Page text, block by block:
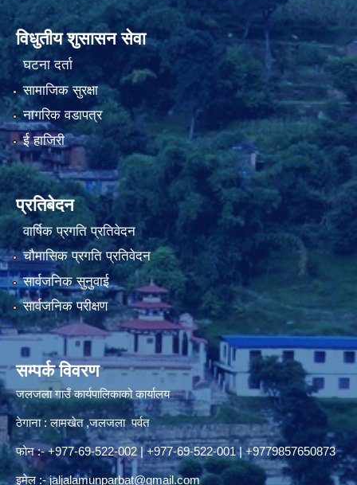
विधुतीय शुसासन सेवा
घटना दर्ता
सामाजिक सुरक्षा
नागरिक वडापत्र
ई हाजिरी
प्रतिबेदन
वार्षिक प्रगति प्रतिवेदन
चौमासिक प्रगति प्रतिवेदन
सार्वजनिक सुनुवाई
सार्वजनिक परीक्षण
सम्पर्क विवरण
जलजला गाउँ कार्यपालिकाको कार्यालय
ठेगाना : लामखेत ,जलजला पर्वत
फोन :- +977-69-522-002 | +977-69-522-001 | +9779857650873
इमेल :-jaljalamunparbat@gmail.com